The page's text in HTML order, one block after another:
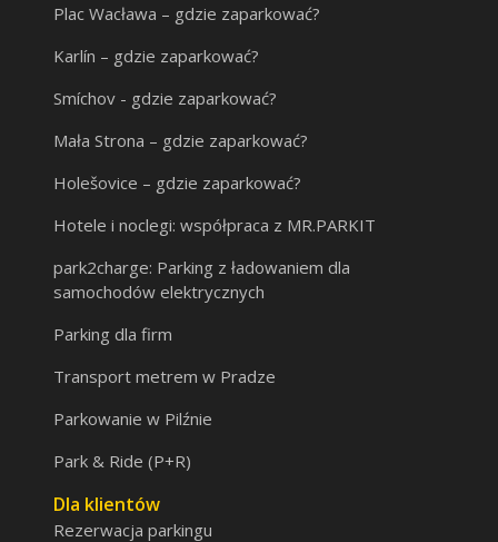
Plac Wacława – gdzie zaparkować?
Karlín – gdzie zaparkować?
Smíchov - gdzie zaparkować?
Mała Strona – gdzie zaparkować?
Holešovice – gdzie zaparkować?
Hotele i noclegi: współpraca z MR.PARKIT
park2charge: Parking z ładowaniem dla
samochodów elektrycznych
Parking dla firm
Transport metrem w Pradze
Parkowanie w Pilźnie
Park & Ride (P+R)
Dla klientów
Rezerwacja parkingu